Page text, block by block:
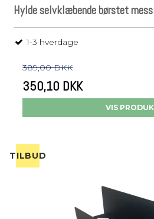
Hylde selvklæbende børstet
1-3 hverdage
389,00 DKK
350,10 DKK
VIS
TILBUD